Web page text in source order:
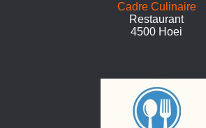
Cadre Culinaire
Restaurant
4500 Hoei